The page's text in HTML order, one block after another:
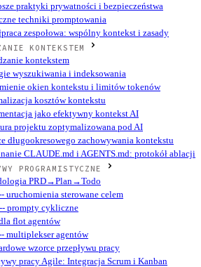
praktyki prywatności i bezpieczeństwa
techniki promptowania
zespołowa: wspólny kontekst i zasady
KONTEKSTEM
kontekstem
wyszukiwania i indeksowania
okien kontekstu i limitów tokenów
kosztów kontekstu
jako efektywny kontekst AI
projektu zoptymalizowana pod AI
długookresowego zachowywania kontekstu
CLAUDE.md i AGENTS.md: protokół ablacji
PROGRAMISTYCZNE
PRD→Plan→Todo
uruchomienia sterowane celem
prompty cykliczne
flot agentów
multiplekser agentów
wzorce przepływu pracy
pracy Agile: Integracja Scrum i Kanban